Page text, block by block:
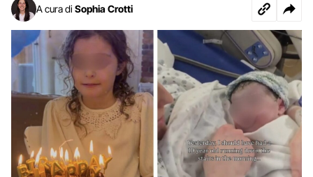
A cura di Sophia Crotti